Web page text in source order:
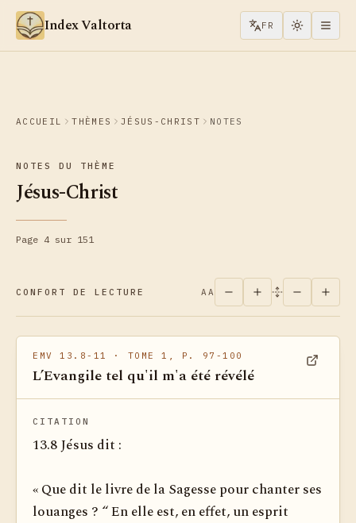
Aller au contenu
Index Valtorta FR
ACCUEIL THÈMES JÉSUS-CHRIST NOTES
NOTES DU THÈME
Jésus-Christ
Page 4 sur 151
CONFORT DE LECTURE AA
EMV 13.8-11 · TOME 1, P. 97-100
L’Evangile tel qu'il m'a été révélé
CITATION
13.8 Jésus dit :
« Que dit le livre de la Sagesse pour chanter ses
louanges ? “ En elle est, en effet, un esprit